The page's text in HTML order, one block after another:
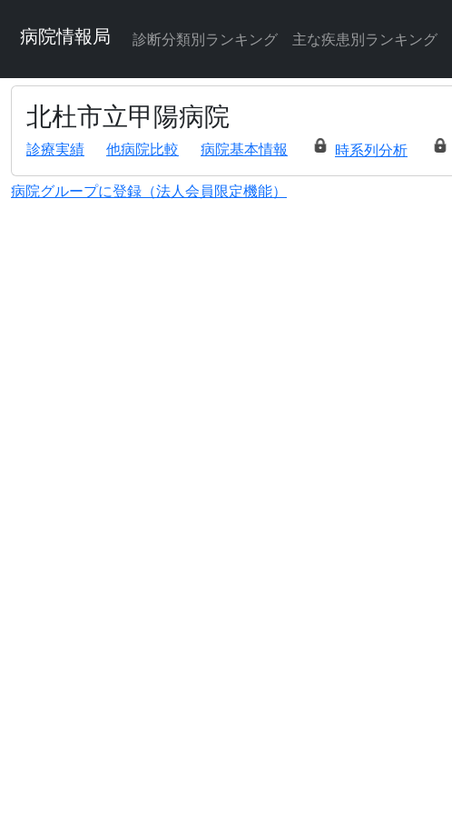
病院情報局 診断分類別ランキング 主な疾患別ランキング
北杜市立甲陽病院
診療実績 他病院比較 病院基本情報 時系列分析
病院グループに登録（法人会員限定機能）